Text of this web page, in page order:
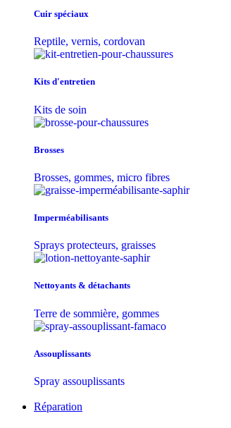
Cuir spéciaux
Reptile, vernis, cordovan
Kits d'entretien
Kits de soin
Brosses
Brosses, gommes, micro fibres
Imperméabilisants
Sprays protecteurs, graisses
Nettoyants & détachants
Terre de sommière, gommes
Assouplissants
Spray assouplissants
Réparation